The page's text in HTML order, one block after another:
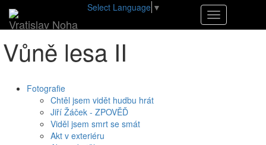
Navigace
Vratislav Noha
Select Language ▼
E-shop
Vůně lesa II
Fotografie
Chtěl jsem vidět hudbu hrát
Jiří Žáček - ZPOVĚĎ
Viděl jsem smrt se smát
Akt v exteriéru